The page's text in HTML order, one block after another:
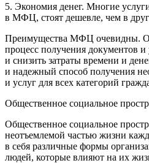
5. Экономия денег. Многие
в МФЦ, стоят дешевле, чем в
Преимущества МФЦ очевидны.
процесс получения документов и
и снизить затраты времени и
и надежный способ получения
и услуг для всех категорий
Общественное социальное
Общественное социальное
неотъемлемой частью жизни
в себя различные формы
людей, которые влияют на их